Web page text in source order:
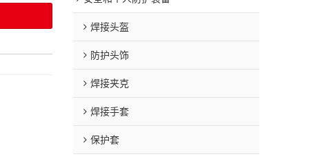
焊接头盔
防护头饰
焊接夹克
焊接手套
保护套